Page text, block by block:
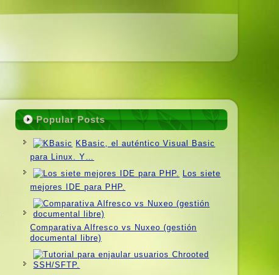
Popular Posts
KBasic, el auténtico Visual Basic
para Linux. Y…
Los siete
mejores IDE para PHP.
Comparativa Alfresco vs Nuxeo (gestión
documental libre)